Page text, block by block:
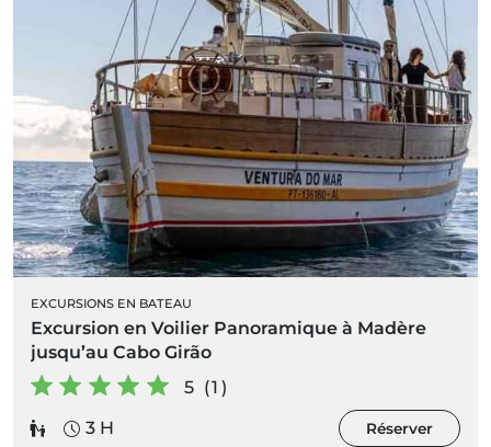
EXCURSIONS EN BATEAU
Excursion en Voilier Panoramique à Madère
jusqu’au Cabo Girão
5 (1)
3 H
Réserver